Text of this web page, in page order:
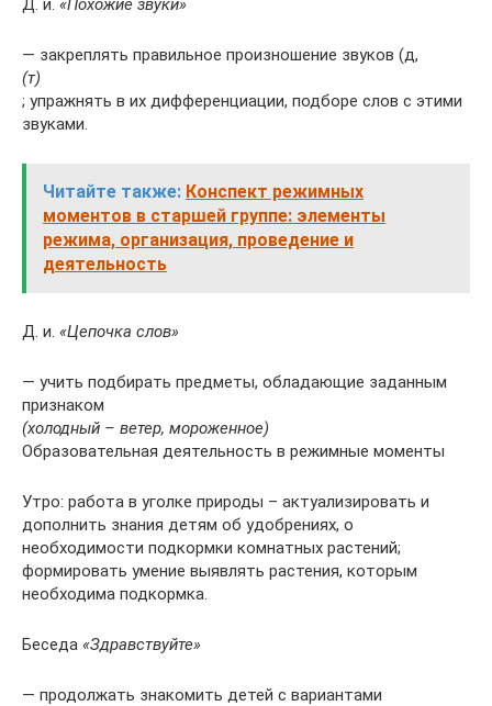
— закреплять правильное произношение звуков (д,
(т)
; упражнять в их дифференциации, подборе слов с этими
звуками.
Читайте также: Конспект режимных
моментов в старшей группе: элементы
режима, организация, проведение и
деятельность
Д. и. «Цепочка слов»
— учить подбирать предметы, обладающие заданным
признаком
(холодный – ветер, мороженное)
Образовательная деятельность в режимные моменты
Утро: работа в уголке природы – актуализировать и
дополнить знания детям об удобрениях, о
необходимости подкормки комнатных растений;
формировать умение выявлять растения, которым
необходима подкормка.
Беседа «Здравствуйте»
— продолжать знакомить детей с вариантами